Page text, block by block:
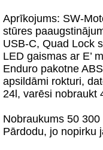
Aprīkojums: SW-
stūres
USB-C, Quad Lock
LED gaismas ar E’
Enduro pakotne
apsildāmi rokturi,
24l, varēsi nobraukt
Nobraukums 50
Pārdodu, jo nopirku